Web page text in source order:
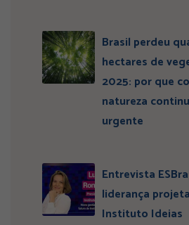
Brasil perdeu
hectares de
2025: por que
natureza
urgente
Entrevista
liderança
Instituto Ideias